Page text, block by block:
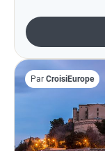
Par CroisiEurope